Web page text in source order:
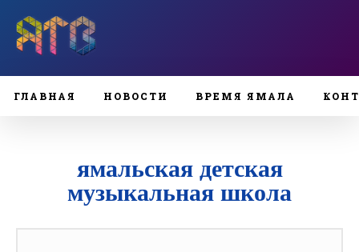
ГЛАВНАЯ НОВОСТИ ВРЕМЯ ЯМАЛА
ямальская детская
музыкальная школа